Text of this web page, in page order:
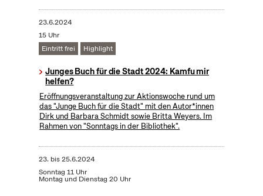
23.6.2024
15 Uhr
Eintritt frei
Highlight
Junges Buch für die Stadt 2024: Kamfu mir
helfen?
Eröffnungsveranstaltung zur Aktionswoche rund um
das "Junge Buch für die Stadt" mit den Autor*innen
Dirk und Barbara Schmidt sowie Britta Weyers. Im
Rahmen von "Sonntags in der Bibliothek".
23. bis25.6.2024
Sonntag 11 Uhr
Montag und Dienstag 20 Uhr